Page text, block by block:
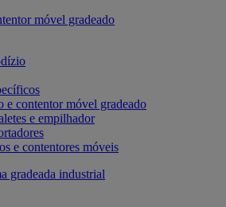
móvel gradeado
e contentor móvel gradeado
e empilhador
e contentores móveis
gradeada industrial